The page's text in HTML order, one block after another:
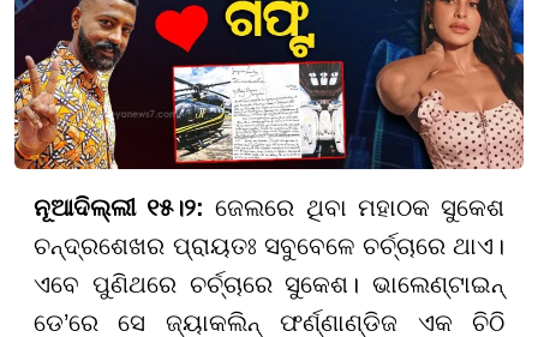
ନୂଆଦିଲ୍ଲୀ ୧୫।୨:ଜେଲରେ ଥିବା ମହାଠକ ସୁକେଶ
ଚନ୍ଦ୍ରଶେଖର ପ୍ରାୟତଃ ସବୁବେଳେ ଚର୍ଚ୍ଚାରେ ଥାଏ।
ଏବେ ପୁଣିଥରେ ଚର୍ଚ୍ଚାରେ ସୁକେଶ। ଭାଲେଣ୍ଟାଇନ୍
ଡେ’ରେ ସେ ଜ୍ୟାକଲିନ୍ ଫର୍ଣ୍ଣାଣ୍ଡିଜ ଏକ ଚିଠି